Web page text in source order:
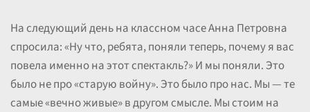
На следующий день на классном часе Анна Петровна
спросила: «Ну что, ребята, поняли теперь, почему я вас
повела именно на этот спектакль?» И мы поняли. Это
было не про «старую войну». Это было про нас. Мы — те
самые «вечно живые» в другом смысле. Мы стоим на